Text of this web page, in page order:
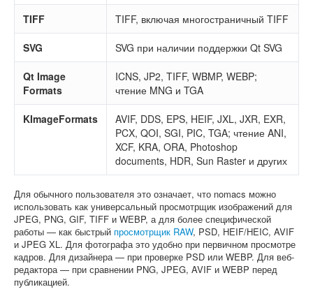
TIFF TIFF, включая многостраничный TIFF
SVG SVG при наличии поддержки Qt SVG
Qt Image
Formats
ICNS, JP2, TIFF, WBMP, WEBP;
чтение MNG и TGA
KImageFormats
AVIF, DDS, EPS, HEIF, JXL, JXR, EXR,
PCX, QOI, SGI, PIC, TGA; чтение ANI,
XCF, KRA, ORA, Photoshop
documents, HDR, Sun Raster и других
Для обычного пользователя это означает, что nomacs можно
использовать как универсальный просмотрщик изображений для
JPEG, PNG, GIF, TIFF и WEBP, а для более специфической
работы — как быстрый просмотрщик RAW, PSD, HEIF/HEIC, AVIF
и JPEG XL. Для фотографа это удобно при первичном просмотре
кадров. Для дизайнера — при проверке PSD или WEBP. Для веб-
редактора — при сравнении PNG, JPEG, AVIF и WEBP перед
публикацией.